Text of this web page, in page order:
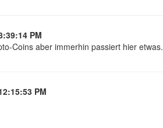
PM
Coins aber immerhin passiert hier etwas.
PM